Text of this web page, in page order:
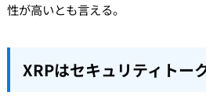
性が高いとも言える。
XRPはセキュリティトー